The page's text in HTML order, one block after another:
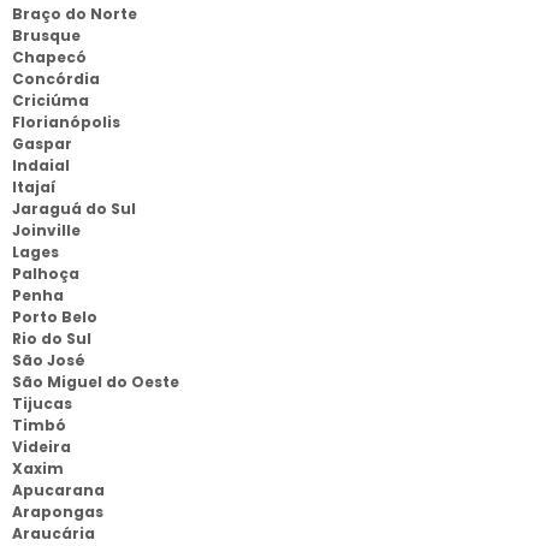
Braço do Norte
Brusque
Chapecó
Concórdia
Criciúma
Florianópolis
Gaspar
Indaial
Itajaí
Jaraguá do Sul
Joinville
Lages
Palhoça
Penha
Porto Belo
Rio do Sul
São José
São Miguel do Oeste
Tijucas
Timbó
Videira
Xaxim
Apucarana
Arapongas
Araucária